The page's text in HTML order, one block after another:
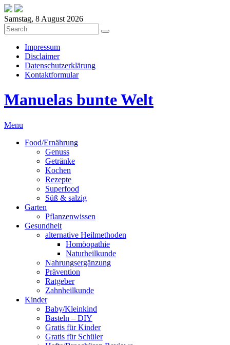
Samstag, 8 August 2026
Impressum
Disclaimer
Datenschutzerklärung
Kontaktformular
Manuelas bunte Welt
Menu
Food/Ernährung
Genuss
Getränke
Kochen
Rezepte
Superfood
Süß & salzig
Garten
Pflanzenwissen
Gesundheit
alternative Heilmethoden
Homöopathie
Naturheilkunde
Nahrungsergänzung
Prävention
Ratgeber
Zahnheilkunde
Kinder
Baby/Kleinkind
Basteln – DIY
Gratis für Kinder
Gratis für Schüler